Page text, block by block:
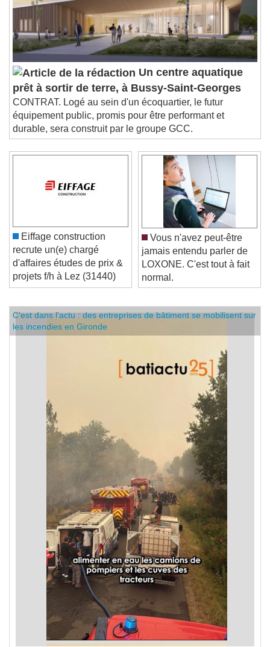
Un centre aquatique
prêt à sortir de terre, à Bussy-Saint-Georges
CONTRAT. Logé au sein d'un écoquartier, le futur
équipement public, promis pour être performant et
durable, sera construit par le groupe GCC.
Eiffage construction
recrute un(e) chargé
d'affaires études de prix &
projets f/h à Lez (31440)
Vous n'avez peut-être
jamais entendu parler de
LOXONE. C'est tout à fait
normal.
C'est dans l'actu : des entreprises de bâtiment se mobilisent sur
les incendies en Gironde